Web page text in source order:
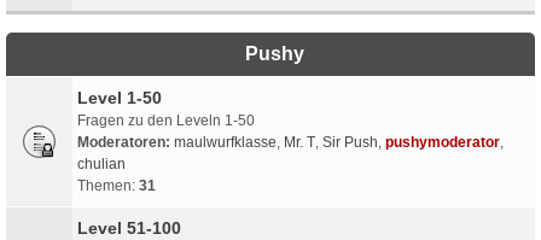
Pushy
Level 1-50
Fragen zu den Leveln 1-50
Moderatoren: maulwurfklasse, Mr. T, Sir Push, pushymoderator,
chulian
Themen: 31
Level 51-100